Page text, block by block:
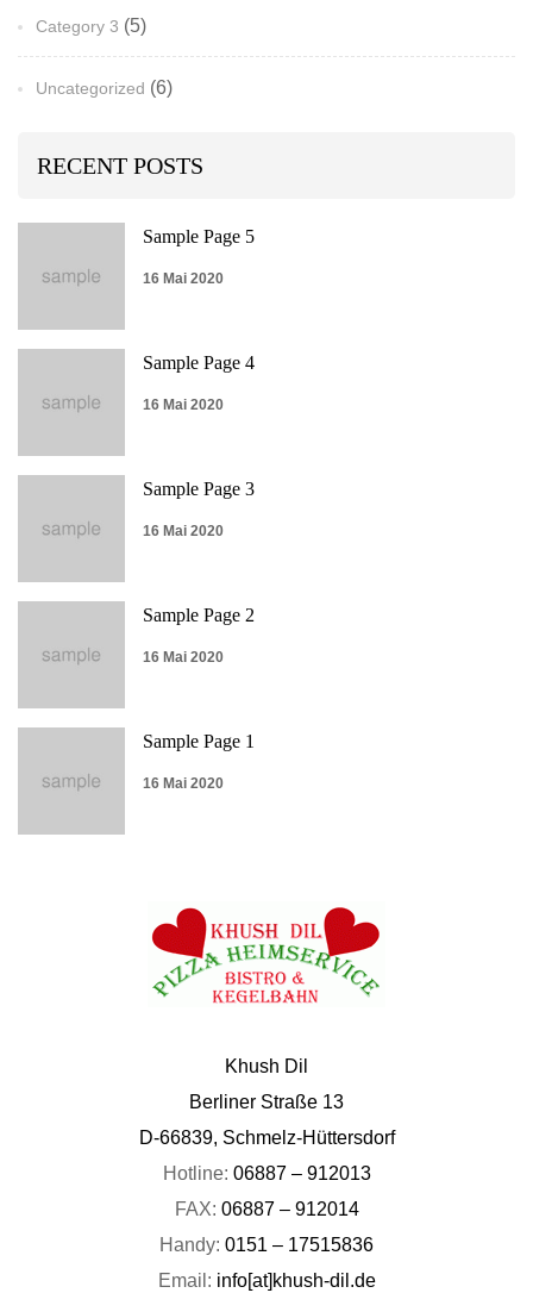
Category 3 (5)
Uncategorized (6)
RECENT POSTS
Sample Page 5
16 Mai 2020
Sample Page 4
16 Mai 2020
Sample Page 3
16 Mai 2020
Sample Page 2
16 Mai 2020
Sample Page 1
16 Mai 2020
Khush Dil
Berliner Straße 13
D-66839, Schmelz-Hüttersdorf
Hotline: 06887 – 912013
FAX: 06887 – 912014
Handy: 0151 – 17515836
Email: info[at]khush-dil.de